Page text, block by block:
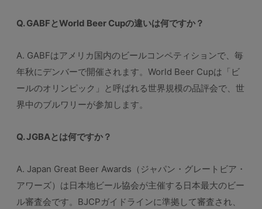
Q. GABFとWorld Beer Cupの違いは何ですか？
A. GABFはアメリカ国内のビールコンペティションで、毎
年秋にデンバーで開催されます。World Beer Cupは「ビ
ールのオリンピック」と呼ばれる世界規模の品評会で、世
界中のブルワリーが参加します。
Q. JGBAとは何ですか？
A. Japan Great Beer Awards（ジャパン・グレートビア・
アワーズ）は日本地ビール協会が主催する日本最大のビー
ル審査会です。BJCPガイドラインに準拠して審査され、